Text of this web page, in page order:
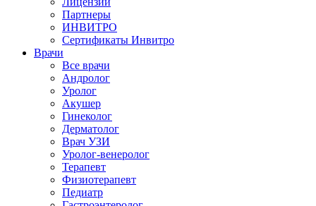
Партнеры
ИНВИТРО
Сертификаты Инвитро
Врачи
Все врачи
Андролог
Уролог
Акушер
Гинеколог
Дерматолог
Врач УЗИ
Уролог-венеролог
Терапевт
Физиотерапевт
Педиатр